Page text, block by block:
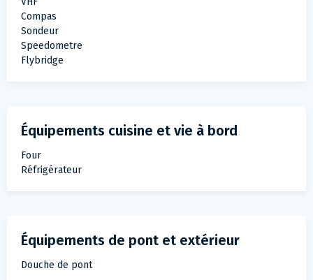
Compas
Sondeur
Speedometre
Flybridge
Équipements cuisine et vie à bord
Four
Réfrigérateur
Équipements de pont et extérieur
Douche de pont